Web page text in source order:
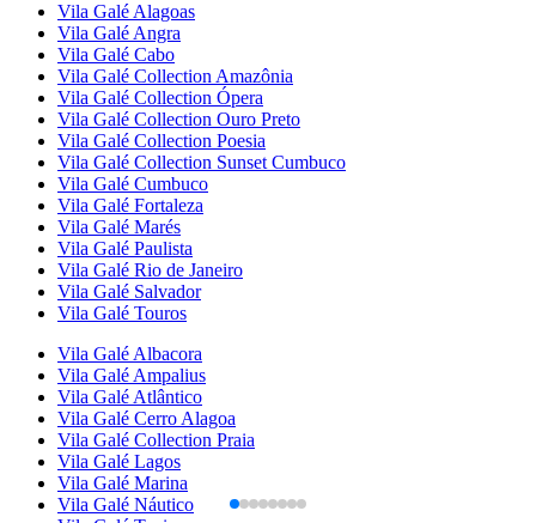
Vila Galé Alagoas
Vila Galé Angra
Vila Galé Cabo
Vila Galé Collection Amazônia
Vila Galé Collection Ópera
Vila Galé Collection Ouro Preto
Vila Galé Collection Poesia
Vila Galé Collection Sunset Cumbuco
Vila Galé Cumbuco
Vila Galé Fortaleza
Vila Galé Marés
Vila Galé Paulista
Vila Galé Rio de Janeiro
Vila Galé Salvador
Vila Galé Touros
Vila Galé Albacora
Vila Galé Ampalius
Vila Galé Atlântico
Vila Galé Cerro Alagoa
Vila Galé Collection Praia
Vila Galé Lagos
Vila Galé Marina
Vila Galé Náutico